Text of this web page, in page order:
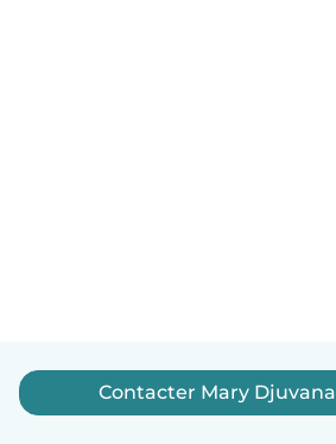
Contacter Mary Djuvana